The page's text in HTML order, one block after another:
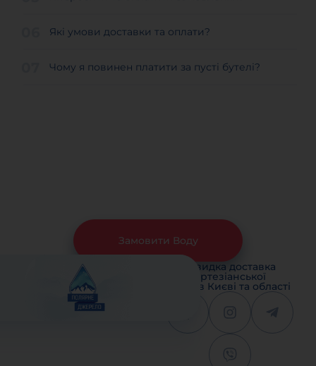
Які умови доставки та оплати?
Чому я повинен платити за пусті бутелі?
Швидка доставка
артезіанської
води в Києві та області
Замовити Воду